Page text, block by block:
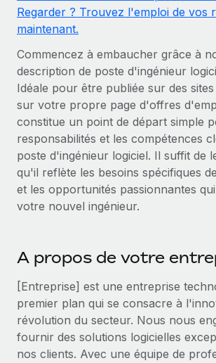
Gestion des freelances
PEO
Sous-traitez les opérations complexes
INFRASTRUCTURE
Intégration Remote
Intégrez vos RH aux flux de travail en
Plateforme
Connectez n'importe quel outil d’IA à
notre MCP
Intégrations
Rationalisez vos processus avec des
Comparer Remote
Examinez notre service par rapport aux
CROISSANCE
Start-ups
Des solutions agiles et internationales
paie des entreprises en pleine
Entreprises intermédiaires
Développez vos équipes avec des
mesure
TRAVAILLONS ENSEMBLE
Partenaires stratégiques de la
Intégrez les RH à l’international de
Devenir partenaire
pays
Découvrez les devises disponibles et
paiement pour vos freelances
APPRENDRE AVEC REMOTE
Recherche et guides
Études de cas
Glossaire RH
Descriptions de postes
Webinaires
Événements
Salle de presse
Nederlands
Français
Deutsch
Español
Italiano
Português (Portugal)
한국어
中文（简体）
Connexion
Regarder ? Trouvez l'emploi de vos
maintenant.
Commencez à embaucher grâce à
description de poste d'ingénieur
Idéale pour être publiée sur des
sur votre propre page d'offres
constitue un point de départ simple
responsabilités et les compétences
poste d'ingénieur logiciel. Il suffit de
qu'il reflète les besoins spécifiques
et les opportunités passionnantes
votre nouvel ingénieur.
A propos de votre
[Entreprise] est une entreprise
premier plan qui se consacre à
révolution du secteur. Nous nous
fournir des solutions logicielles
nos clients. Avec une équipe de